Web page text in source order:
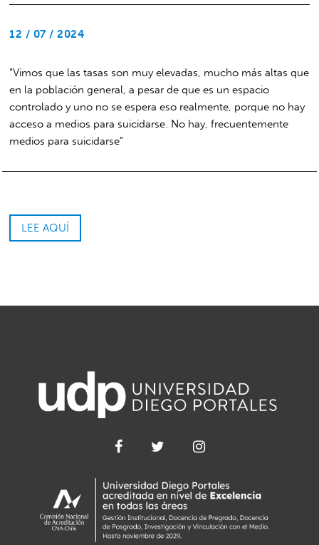
12 / 07 / 2024
“Vimos que las tasas son muy elevadas, mucho más altas que
en la población general, a pesar de que es un espacio
controlado y uno no se espera eso realmente, porque no hay
acceso a medios para suicidarse. No hay, frecuentemente
medios para suicidarse”
LEE AQUÍ